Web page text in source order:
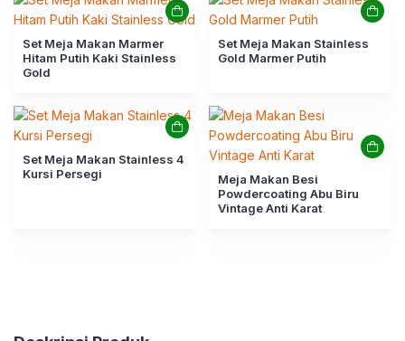
Set Meja Makan Marmer
Hitam Putih Kaki Stainless
Gold
Set Meja Makan Stainless
Gold Marmer Putih
Set Meja Makan Stainless 4
Kursi Persegi
Meja Makan Besi
Powdercoating Abu Biru
Vintage Anti Karat